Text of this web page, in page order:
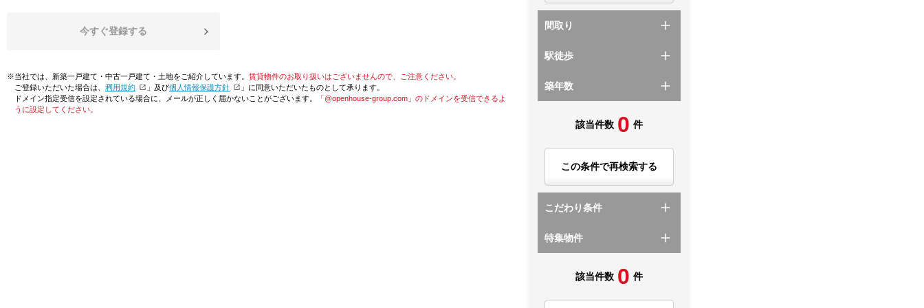
今すぐ登録する
※当社では、新築一戸建て・中古一戸建て・土地をご紹介しています。 賃貸物件のお取り扱いはございませんので、ご注意ください。
ご登録いただいた場合は、「利用規約 」及び「個人情報保護方針
」に同意いただいたものとして承ります。
ドメイン指定受信を設定されている場合に、メールが正しく届かないことがございます。
「@openhouse-group.com」のドメインを受信できるよ
うに設定してください。
間取り
駅徒歩
築年数
該当件数 0 件
この条件で再検索する
こだわり条件
特集物件
該当件数 0 件